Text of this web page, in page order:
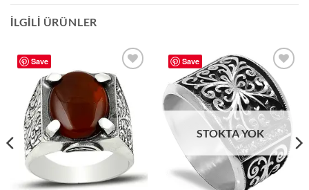
İLGILI ÜRÜNLER
Save
Add to
wishlist
Save
Add to
wishlist
STOKTA YOK